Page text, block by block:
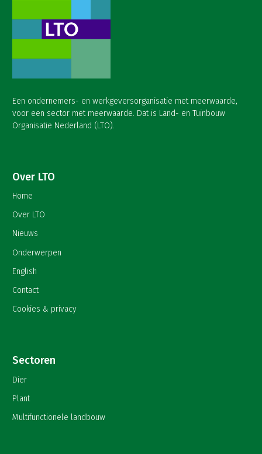
Een ondernemers- en werkgeversorganisatie met meerwaarde,
voor een sector met meerwaarde. Dat is Land- en Tuinbouw
Organisatie Nederland (LTO).
Over LTO
Home
Over LTO
Nieuws
Onderwerpen
English
Contact
Cookies & privacy
Sectoren
Dier
Plant
Multifunctionele landbouw